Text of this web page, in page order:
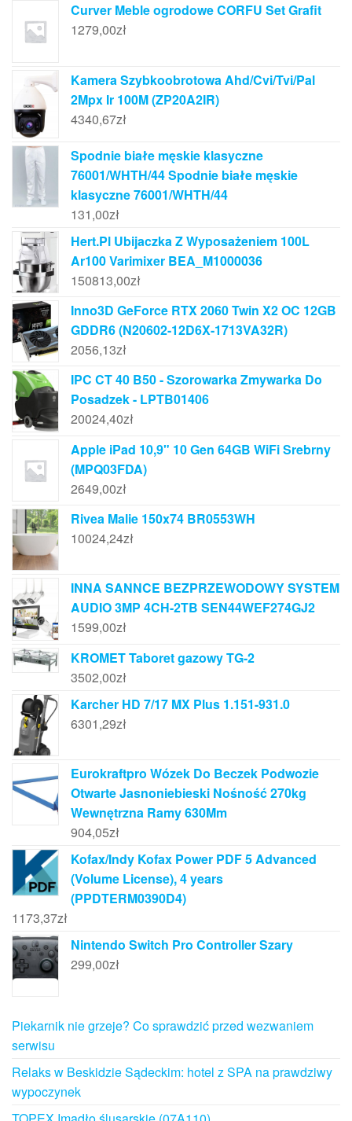
Curver Meble ogrodowe CORFU Set Grafit
1279,00zł
Kamera Szybkoobrotowa Ahd/Cvi/Tvi/Pal
2Mpx Ir 100M (ZP20A2IR)
4340,67zł
Spodnie białe męskie klasyczne
76001/WHTH/44 Spodnie białe męskie
klasyczne 76001/WHTH/44
131,00zł
Hert.Pl Ubijaczka Z Wyposażeniem 100L
Ar100 Varimixer BEA_M1000036
150813,00zł
Inno3D GeForce RTX 2060 Twin X2 OC 12GB
GDDR6 (N20602-12D6X-1713VA32R)
2056,13zł
IPC CT 40 B50 - Szorowarka Zmywarka Do
Posadzek - LPTB01406
20024,40zł
Apple iPad 10,9" 10 Gen 64GB WiFi Srebrny
(MPQ03FDA)
2649,00zł
Rivea Malie 150x74 BR0553WH
10024,24zł
INNA SANNCE BEZPRZEWODOWY SYSTEM
AUDIO 3MP 4CH-2TB SEN44WEF274GJ2
1599,00zł
KROMET Taboret gazowy TG-2
3502,00zł
Karcher HD 7/17 MX Plus 1.151-931.0
6301,29zł
Eurokraftpro Wózek Do Beczek Podwozie
Otwarte Jasnoniebieski Nośność 270kg
Wewnętrzna Ramy 630Mm
904,05zł
Kofax/Indy Kofax Power PDF 5 Advanced
(Volume License), 4 years
(PPDTERM0390D4)
1173,37zł
Nintendo Switch Pro Controller Szary
299,00zł
Piekarnik nie grzeje? Co sprawdzić przed wezwaniem
serwisu
Relaks w Beskidzie Sądeckim: hotel z SPA na prawdziwy
wypoczynek